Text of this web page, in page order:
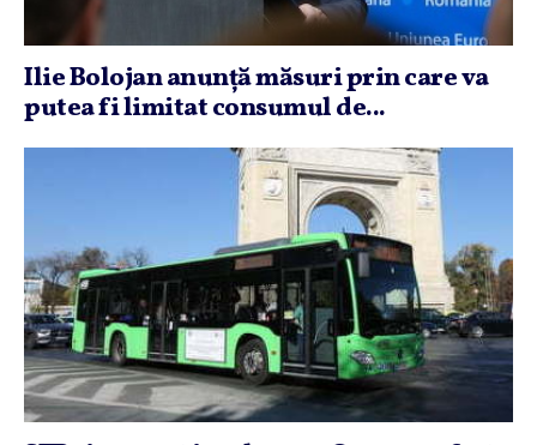
Ilie Bolojan anunţă măsuri prin care va
putea fi limitat consumul de...